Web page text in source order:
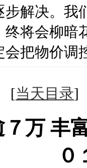
解决。我
将会柳暗
把物价调
[当天目录
万 丰
０